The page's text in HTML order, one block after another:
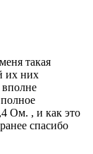
такая
их них
Ом. , и как это
спасибо